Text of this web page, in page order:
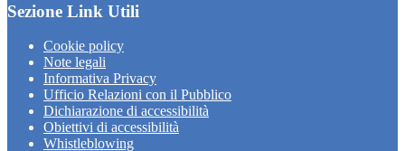
Sezione Link Utili
Cookie policy
Note legali
Informativa Privacy
Ufficio Relazioni con il Pubblico
Dichiarazione di accessibilità
Obiettivi di accessibilità
Whistleblowing